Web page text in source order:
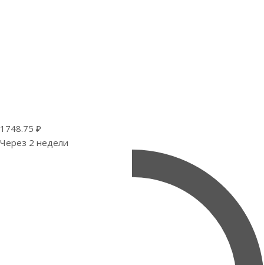
1748.75 ₽
Через 2 недели